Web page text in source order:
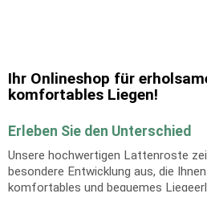
Ihr Onlineshop für
komfortables Liegen!
Erleben Sie den Unterschied
Unsere hochwertigen Lattenroste
besondere Entwicklung aus, die
komfortables und bequemes